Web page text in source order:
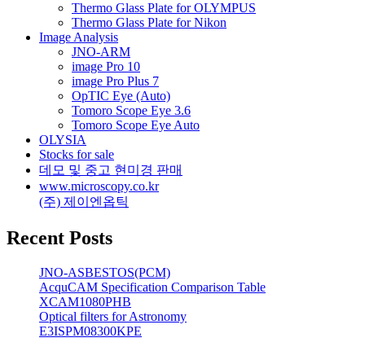
Thermo Glass Plate for OLYMPUS
Thermo Glass Plate for Nikon
Image Analysis
JNO-ARM
image Pro 10
image Pro Plus 7
OpTIC Eye (Auto)
Tomoro Scope Eye 3.6
Tomoro Scope Eye Auto
OLYSIA
Stocks for sale
데모 및 중고 현미경 판매
www.microscopy.co.kr
(주) 제이엔옵틱
Recent Posts
JNO-ASBESTOS(PCM)
AcquCAM Specification Comparison Table
XCAM1080PHB
Optical filters for Astronomy
E3ISPM08300KPE